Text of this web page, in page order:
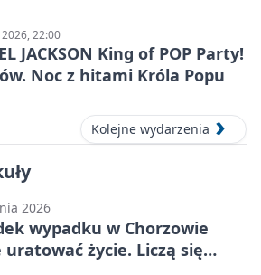
22:00
JACKSON King of POP Party!
Noc z hitami Króla Popu
Kolejne wydarzenia
2026
wypadku w Chorzowie
uratować życie. Liczą się